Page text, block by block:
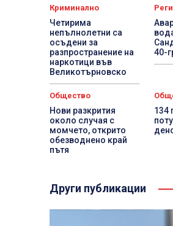
Криминално
Четирима
непълнолетни са
осъдени за
разпространение на
наркотици във
Великотърновско
40-
Общество
Нови разкрития
около случая с
момчето, открито
обезводнено край
пътя
134
Други публикации